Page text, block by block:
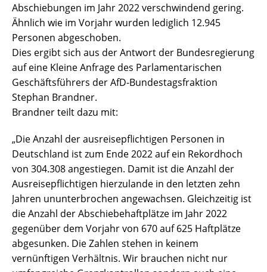
Abschiebungen im Jahr 2022 verschwindend gering.
Ähnlich wie im Vorjahr wurden lediglich 12.945
Personen abgeschoben.
Dies ergibt sich aus der Antwort der Bundesregierung
auf eine Kleine Anfrage des Parlamentarischen
Geschäftsführers der AfD-Bundestagsfraktion
Stephan Brandner.
Brandner teilt dazu mit:
„Die Anzahl der ausreisepflichtigen Personen in
Deutschland ist zum Ende 2022 auf ein Rekordhoch
von 304.308 angestiegen. Damit ist die Anzahl der
Ausreisepflichtigen hierzulande in den letzten zehn
Jahren ununterbrochen angewachsen. Gleichzeitig ist
die Anzahl der Abschiebehaftplätze im Jahr 2022
gegenüber dem Vorjahr von 670 auf 625 Haftplätze
abgesunken. Die Zahlen stehen in keinem
vernünftigen Verhältnis. Wir brauchen nicht nur